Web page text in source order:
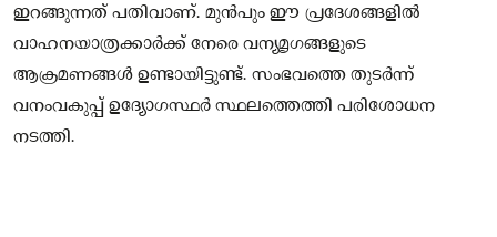
ഇറങ്ങുന്നത് പതിവാണ്. മുൻപും ഈ പ്രദേശങ്ങളിൽ
വാഹനയാത്രക്കാർക്ക് നേരെ വന്യമൃഗങ്ങളുടെ
ആക്രമണങ്ങൾ ഉണ്ടായിട്ടുണ്ട്. സംഭവത്തെ തുടർന്ന്
വനംവകുപ്പ് ഉദ്യോഗസ്ഥർ സ്ഥലത്തെത്തി പരിശോധന
നടത്തി.